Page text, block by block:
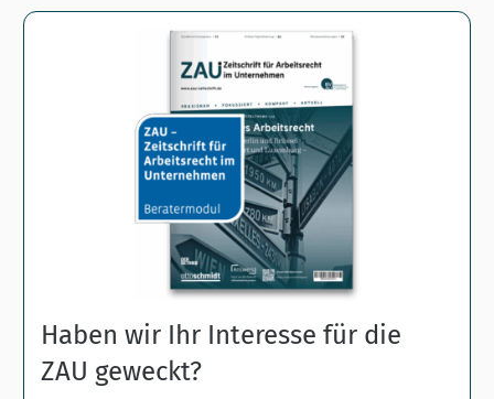
Haben wir Ihr Interesse für die
ZAU geweckt?